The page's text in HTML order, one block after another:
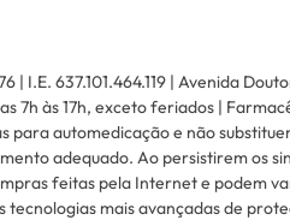
I.E. 637.101.464.119 | Avenida
às 17h, exceto feriados |
automedicação e não
adequado. Ao persistirem os
feitas pela Internet e
mais avançadas de